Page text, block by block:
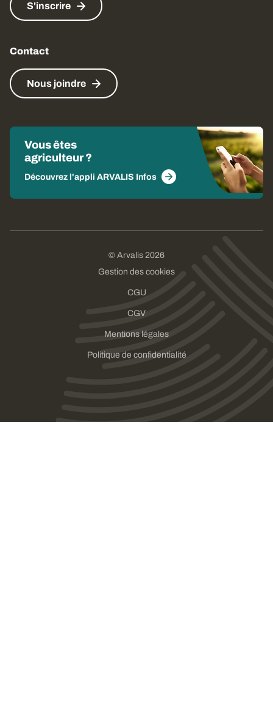
S'inscrire
Contact
Nous joindre
Vous êtes
agriculteur ?
Découvrez l'appli ARVALIS Infos
© Arvalis 2026
Gestion des cookies
CGU
CGV
Mentions légales
Politique de confidentialité